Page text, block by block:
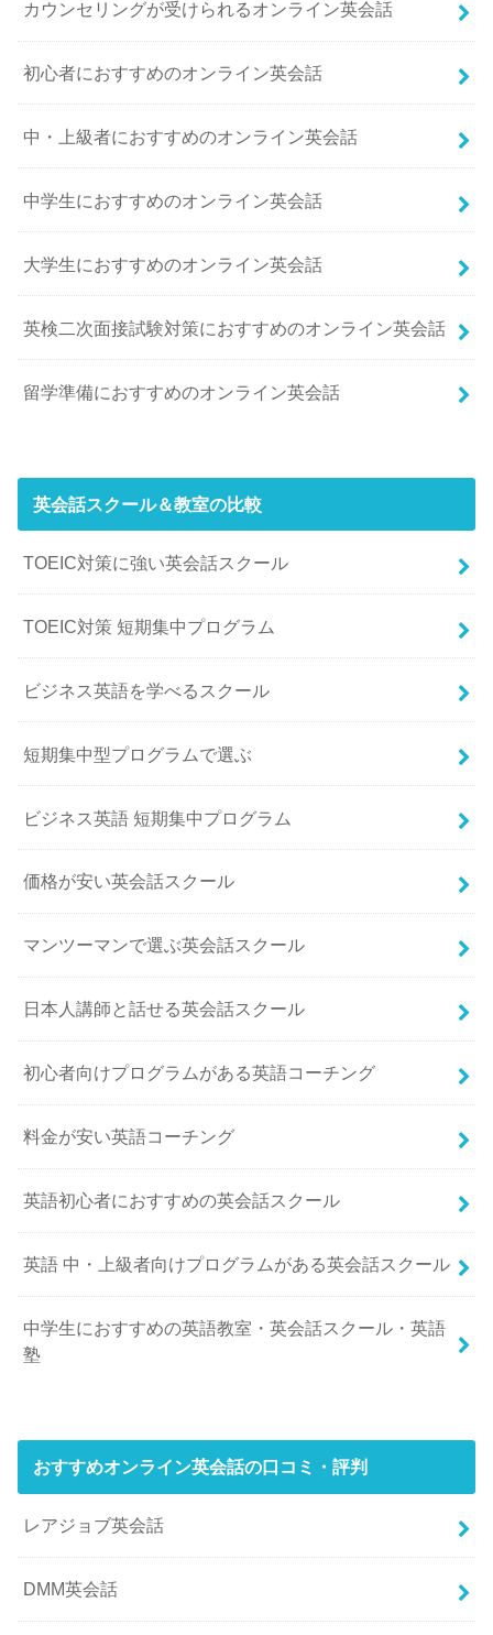
カウンセリングが受けられるオンライン英会話
初心者におすすめのオンライン英会話
中・上級者におすすめのオンライン英会話
中学生におすすめのオンライン英会話
大学生におすすめのオンライン英会話
英検二次面接試験対策におすすめのオンライン英会話
留学準備におすすめのオンライン英会話
英会話スクール＆教室の比較
TOEIC対策に強い英会話スクール
TOEIC対策 短期集中プログラム
ビジネス英語を学べるスクール
短期集中型プログラムで選ぶ
ビジネス英語 短期集中プログラム
価格が安い英会話スクール
マンツーマンで選ぶ英会話スクール
日本人講師と話せる英会話スクール
初心者向けプログラムがある英語コーチング
料金が安い英語コーチング
英語初心者におすすめの英会話スクール
英語 中・上級者向けプログラムがある英会話スクール
中学生におすすめの英語教室・英会話スクール・英語
塾
おすすめオンライン英会話の口コミ・評判
レアジョブ英会話
DMM英会話